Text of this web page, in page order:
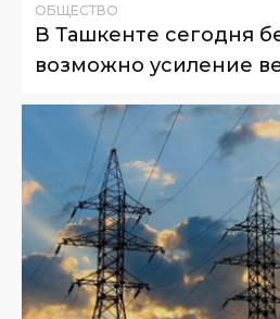
ОБЩЕСТВО
В Ташкенте сегодня
возможно усиление